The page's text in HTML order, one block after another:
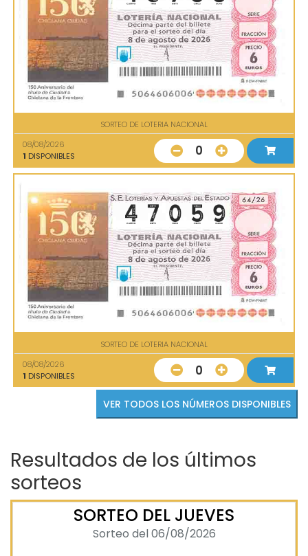
SORTEO DE LOTERIA NACIONAL
08/08/2026
1 DISPONIBLES 0
SORTEO DE LOTERIA NACIONAL
08/08/2026
1 DISPONIBLES 0
VER TODOS LOS NÚMEROS DISPONIBLES
Resultados de los últimos
sorteos
SORTEO DEL JUEVES
Sorteo del 06/08/2026